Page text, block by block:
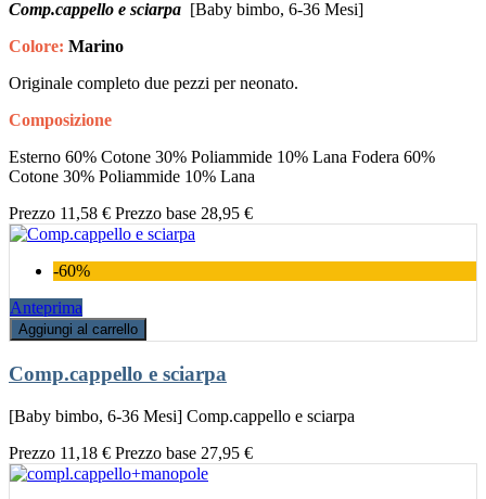
Comp.cappello e sciarpa [Baby bimbo, 6-36 Mesi]
Colore: Marino
Originale completo due pezzi per neonato.
Composizione
Esterno 60% Cotone 30% Poliammide 10% Lana Fodera 60%
Cotone 30% Poliammide 10% Lana
Prezzo 11,58 € Prezzo base 28,95 €
-60%
Anteprima
Aggiungi al carrello
Comp.cappello e sciarpa
[Baby bimbo, 6-36 Mesi] Comp.cappello e sciarpa
Prezzo 11,18 € Prezzo base 27,95 €